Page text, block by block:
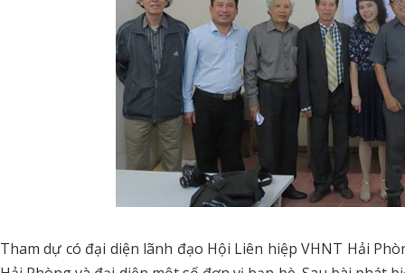
Tham dự có đại diện lãnh đạo Hội Liên hiệp VHNT Hải